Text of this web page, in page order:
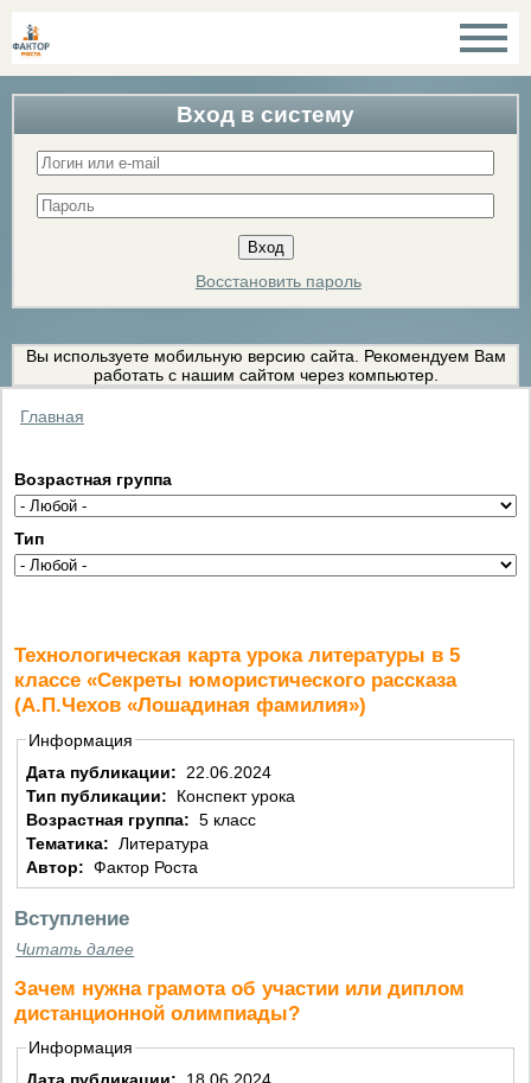
Вход в систему
Восстановить пароль
Вы используете мобильную версию сайта. Рекомендуем Вам
работать с нашим сайтом через компьютер.
Главная
Возрастная группа
Тип
Технологическая карта урока литературы в 5
классе «Секреты юмористического рассказа
(А.П.Чехов «Лошадиная фамилия»)
Информация
Дата публикации:
22.06.2024
Тип публикации:
Конспект урока
Возрастная группа: 5 класс
Тематика: Литература
Автор: Фактор Роста
Вступление
Читать далее
Зачем нужна грамота об участии или диплом
дистанционной олимпиады?
Информация